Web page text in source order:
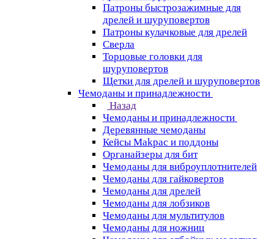
Патроны быстрозажимные для
дрелей и шуруповертов
Патроны кулачковые для дрелей
Сверла
Торцовые головки для
шуруповертов
Щетки для дрелей и шуруповертов
Чемоданы и принадлежности
Назад
Чемоданы и принадлежности
Деревянные чемоданы
Кейсы Makpac и поддоны
Органайзеры для бит
Чемоданы для виброуплотнителей
Чемоданы для гайковертов
Чемоданы для дрелей
Чемоданы для лобзиков
Чемоданы для мультитулов
Чемоданы для ножниц